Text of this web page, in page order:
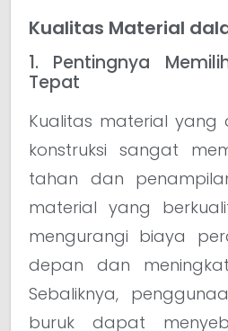
Kualitas Material
1. Pentingnya
Tepat
Kualitas material yang
konstruksi sangat
tahan dan
material yang
mengurangi biaya
depan dan
Sebaliknya,
buruk dapat